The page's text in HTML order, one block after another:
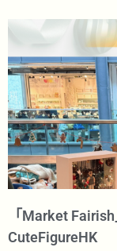
「Market
CuteFigureHK​